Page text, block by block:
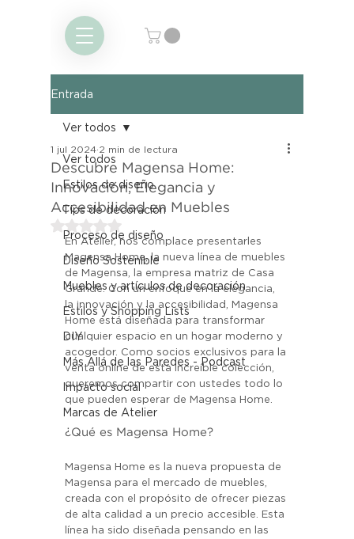
Entrada
Ver todos
Estilos de diseño
Tips de decoración
Proceso de diseño
Diseño Sostenible
Muebles y artículos de decoración
Estilos y Shopping Lists
DIY
Más Allá de las Paredes - Podcast
Impacto social
Marcas de Atelier
Ver todos
Descubre Magensa Home:
Innovación, Elegancia y
Accesibilidad en Muebles
1 jul 2024 2 min de lectura
Obtuvo NaN de 5 estrellas.
En Atelier, nos complace presentarles
Magensa Home, la nueva línea de muebles
de Magensa, la empresa matriz de Casa
Grande. Con un enfoque en la elegancia,
la innovación y la accesibilidad, Magensa
Home está diseñada para transformar
cualquier espacio en un hogar moderno y
acogedor. Como socios exclusivos para la
venta online de esta increíble colección,
queremos compartir con ustedes todo lo
que pueden esperar de Magensa Home.
¿Qué es Magensa Home?
Magensa Home es la nueva propuesta de
Magensa para el mercado de muebles,
creada con el propósito de ofrecer piezas
de alta calidad a un precio accesible. Esta
línea ha sido diseñada pensando en las